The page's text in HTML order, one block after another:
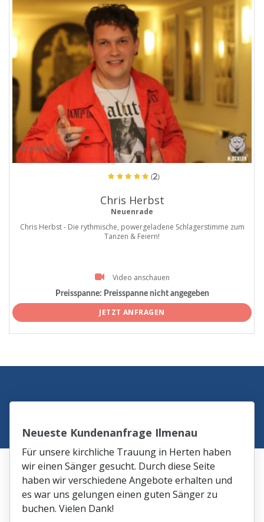
ProArtist
(2)
Chris Herbst
Neuenrade
Chris Herbst - Die rythmische, powergeladene Schlagerstimme zum
Tanzen & Feiern!
Video anschauen
Preisspanne: Preisspanne nicht angegeben
JETZT ANFRAGEN
Neueste Kundenanfrage Ilmenau
Für unsere kirchliche Trauung in Herten haben
wir einen Sänger gesucht. Durch diese Seite
haben wir verschiedene Angebote erhalten und
es war uns gelungen einen guten Sänger zu
buchen. Vielen Dank!